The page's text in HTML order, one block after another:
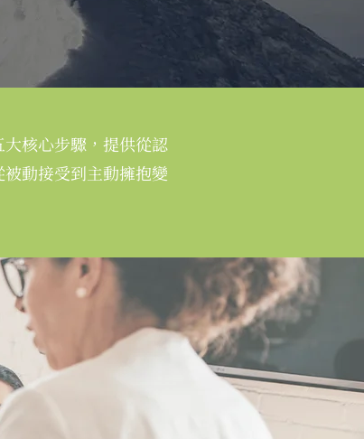
核心步驟，提供從認
動接受到主動擁抱變